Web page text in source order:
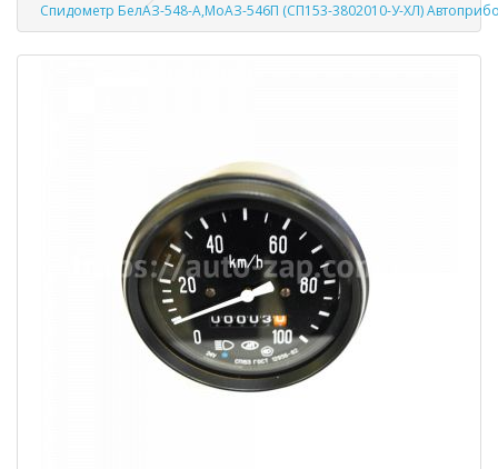
Спидометр БелАЗ-548-А,МоАЗ-546П (СП153-3802010-У-ХЛ)